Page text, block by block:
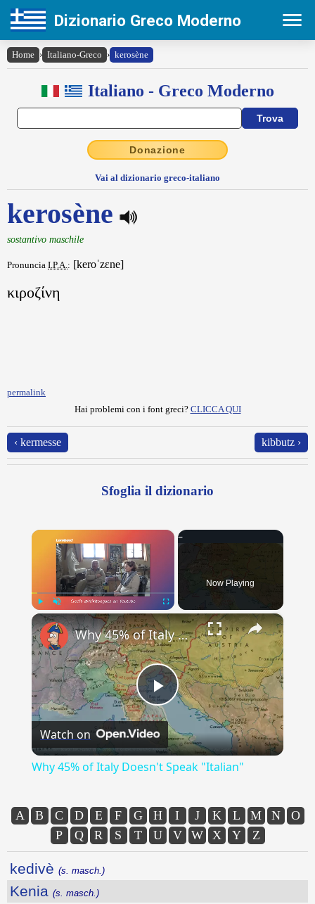
Dizionario Greco Moderno
Home › Italiano-Greco › kerosène
Italiano - Greco Moderno
Donazione
Vai al dizionario greco-italiano
kerosène
sostantivo maschile
Pronuncia I.P.A.: [keroˈzɛne]
κιροζίνη
permalink
Hai problemi con i font greci? CLICCA QUI
‹ kermesse kibbutz ›
Sfoglia il dizionario
×
Play Unmute Fullscreen
Now Playing
×
Play
Video
Why 45% of Italy Doesn't Speak "Italian"
Watch on
Why 45% of Italy Doesn't Speak "Italian"
A B C D E F G H I J K L M N
O
P
Q R S T U V W X Y Z
kedivè (s. masch.)
Kenia (s. masch.)